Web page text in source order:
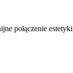
połączenie